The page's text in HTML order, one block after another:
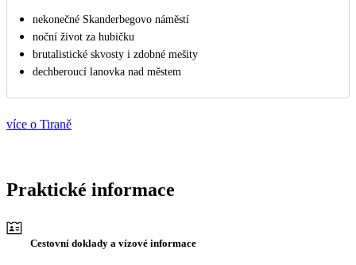
nekonečné Skanderbegovo náměstí
noční život za hubičku
brutalistické skvosty i zdobné mešity
dechberoucí lanovka nad městem
více o Tiraně
Praktické informace
Cestovní doklady a vízové informace